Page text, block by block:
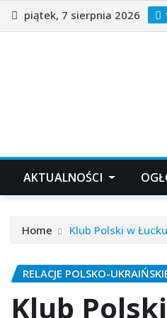
Skip
to
piątek, 7 sierpnia 2026
AKTUALNOŚCI
Home Klub Polski w
RELACJE POLSKO-
Klub